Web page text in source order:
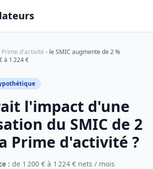
Prime d'activité › le SMIC augmente de 2 %
à 1 224 €
l'impact d'une
du SMIC de 2
Prime d'activité ?
: de 1 200 € à 1 224 € nets / mois